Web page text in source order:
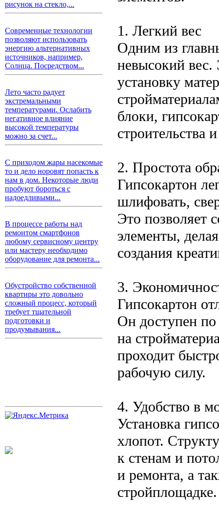
рисунок на стекло,...
Современные технологии
позволяют использовать
энергию альтернативных
источников, например,
Солнца. Посредством...
Лето часто радует
экстремальными
температурами. Ослабить
негативное влияние
высокой температуры
можно за счет...
С приходом жары насекомые
то и дело норовят попасть к
нам в дом. Некоторые люди
пробуют бороться с
надоедливыми...
В процессе работы над
ремонтом смартфонов
любому сервисному центру
или мастеру необходимо
оборудование для ремонта...
Обустройство собственной
квартиры это довольно
сложный процесс, который
требует тщательной
подготовки и
продумывания...
1. Легкий вес
Одним из
невысокий вес.
установку
блоки,
строительства
2. Простота
Гипсокартон
шлифовать,
Это позволяет
элементы,
создания
3.
Гипсокартон
Он доступен по
на
проходит
рабочую силу.
4. Удобство в
Установка
хлопот.
к стенам и
и ремонта, а
стройплощадке.